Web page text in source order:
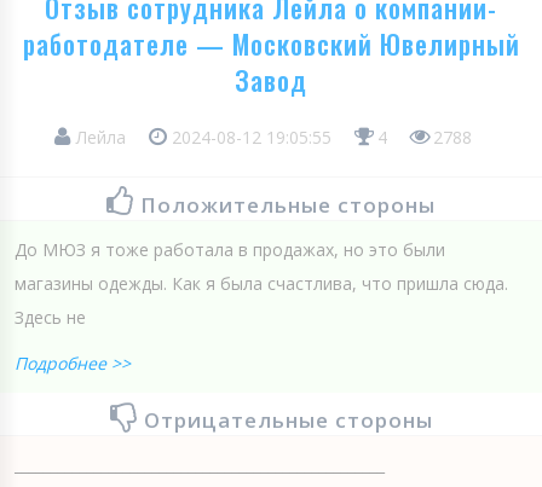
работодателе — Московский Ювелирный
Завод
Лейла 2024-08-12 19:05:55 4 2788
Положительные стороны
До МЮЗ я тоже работала в продажах, но это были
магазины одежды. Как я была счастлива, что пришла сюда.
Здесь не
Подробнее >>
Отрицательные стороны